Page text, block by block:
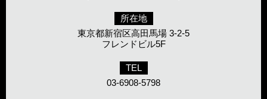
所在地
東京都新宿区高田馬場 3-2-5
フレンドビル5F
TEL
03-6908-5798